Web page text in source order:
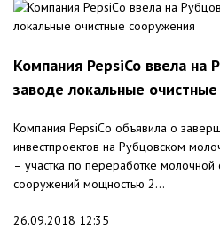
Компания PepsiCo ввела на
заводе локальные
Компания PepsiCo объявила о
инвестпроектов на Рубцовском
– участка по переработке молочной
сооружений мощностью 2...
26.09.2018 12:35